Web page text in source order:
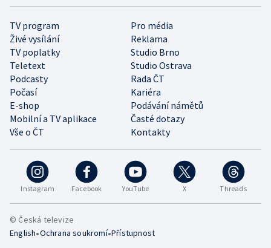
Instagram Facebook YouTube X Threads
TV program
Pro média
Živé vysílání
Reklama
TV poplatky
Studio Brno
Teletext
Studio Ostrava
Podcasty
Rada ČT
Počasí
Kariéra
E-shop
Podávání námětů
Mobilní a TV aplikace
Časté dotazy
Vše o ČT
Kontakty
© Česká televize
English•Ochrana soukromí•Přístupnost